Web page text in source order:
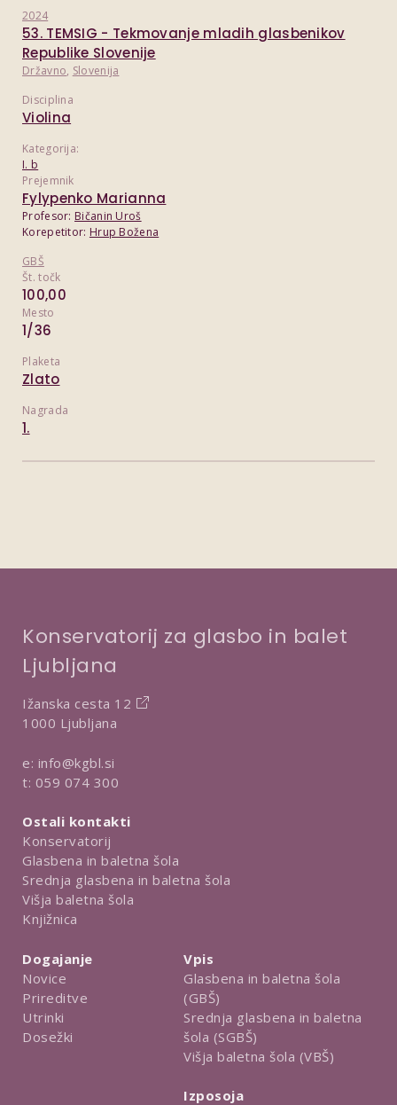
2024
53. TEMSIG - Tekmovanje mladih glasbenikov
Republike Slovenije
Državno, Slovenija
Disciplina
Violina
Kategorija:
I. b
Prejemnik
Fylypenko Marianna
Profesor: Bičanin Uroš
Korepetitor: Hrup Božena
GBŠ
Št. točk
100,00
Mesto
1/36
Plaketa
Zlato
Nagrada
1.
Konservatorij za glasbo in balet
Ljubljana
Ižanska cesta 12
1000 Ljubljana
e: info@kgbl.si
t: 059 074 300
Ostali kontakti
Konservatorij
Glasbena in baletna šola
Srednja glasbena in baletna šola
Višja baletna šola
Knjižnica
Dogajanje
Novice
Prireditve
Utrinki
Dosežki
Vpis
Glasbena in baletna šola
(GBŠ)
Srednja glasbena in baletna
šola (SGBŠ)
Višja baletna šola (VBŠ)
Izposoja